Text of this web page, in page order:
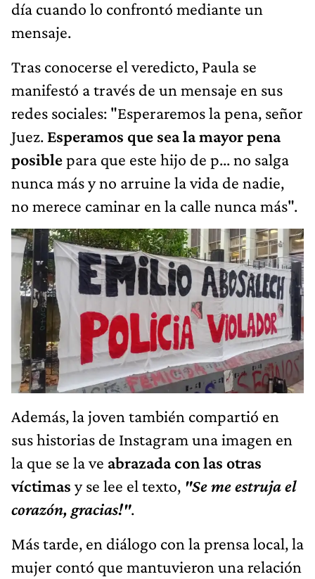
día cuando lo confrontó mediante un
mensaje.
Tras conocerse el veredicto, Paula se
manifestó a través de un mensaje en sus
redes sociales: "Esperaremos la pena, señor
Juez. Esperamos que sea la mayor pena
posiblepara que este hijo de p... no salga
nunca más y no arruine la vida de nadie,
no merece caminar en la calle nunca más".
Además, la joven también compartió en
sus historias de Instagram una imagen en
la que se la ve abrazada con las otras
víctimas y se lee el texto, "Se me estruja el
corazón, gracias!".
Más tarde, en diálogo con la prensa local, la
mujer contó que mantuvieron una relación